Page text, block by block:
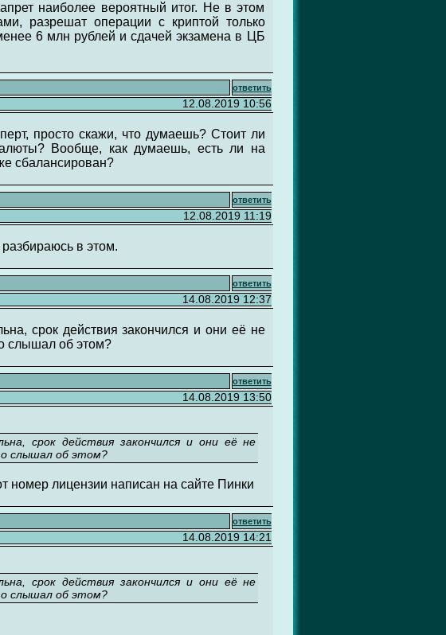
наиболее вероятный итог. Не в этом
разрешат операции с криптой только
6 млн рублей и сдачей экзамена в ЦБ
ответить
12.08.2019 10:56
просто скажи, что думаешь? Стоит ли
Вообще, как думаешь, есть ли на
сбалансирован?
ответить
12.08.2019 11:19
в этом.
ответить
14.08.2019 12:37
срок действия закончился и они её не
слышал об этом?
ответить
14.08.2019 13:50
срок действия закончился и они её не
слышал об этом?
номер лицензии написан на сайте Пинки
ответить
14.08.2019 14:21
срок действия закончился и они её не
слышал об этом?